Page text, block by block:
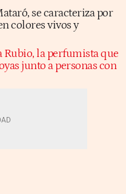
se caracteriza por
colores vivos y
Rubio, la perfumista que
junto a personas con